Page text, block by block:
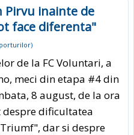
Pirvu inainte de
face diferenta"
)
de la FC Voluntari, a
meci din etapa #4 din
8 august, de la ora
despre dificultatea
dar si despre